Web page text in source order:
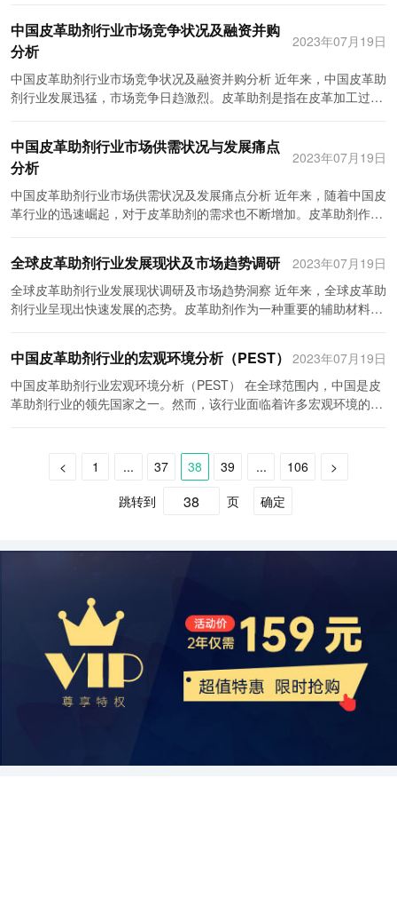
辉煌的未来。
生活质量。与此同时，可穿戴设备和智能防护技术的发展也将为防弹
衣行业带来新的增长点。 最后，全球防弹衣市场将呈现出国际化和多
元化的特点。随着全球贸易的发展，防弹衣的国际贸易将更加活跃。
各国制造商将不断提高产品质量和竞争力，争夺更多的市场份额。另
外，新兴市场和发展中国家对防弹衣的需求也将逐步增加，为全球防
展。未来几年，随着安全风险的持续存在，防弹衣行业有望继续保持
稳定增长，并且将进一步提升产品性能和拓展国际市场。
不断增加。此外，随着中国经济的不断发展，对个人和财产安全的保
障需求也在逐渐提高，这将为防弹衣行业提供更大的市场空间。 总结
防弹衣行业在市场需求、行业规模、技术创新和发展前景等方面都显
示出良好的发展态势。随着人们对个人安全和国家安全的日益重视，
防弹衣行业将会继续迎来更多的机遇和挑战。我们有理由相信，在各
出更大的贡献。
不断变化的情况下，企业应积极与相关行业的企业进行合作，共同开
展技术研发、资源共享等方面的合作。同时，也应积极参与国内外行
业和技术交流会议，了解市场动态和行业前沿。 3.注重品牌建设。在
市场中树立良好的品牌形象，成为赢得消费者青睐的重要手段。企业
应加强对品牌建设的投入，提升品牌知名度和影响力。同时，注重产
关注环保和可持续发展。在绿色发展成为行业发展方向的背景下，企
业应注重产品的环保性能和可持续发展能力。积极推广和采用低污
染、可再生资源的助剂产品，提高企业的环境形象和可持续发展能
力。 综上所述，中国皮革助剂行业的市场前景良好，但也面临着激烈
的市场竞争和技术创新的挑战。企业在制定投资战略规划策略时应加
展等方面下功夫。通过不断提高产品技术水平和满足市场需求，企业
将能够在快速发展的皮革助剂市场中获得更大的发展空间和竞争优
势。
术人才。这使得该公司能够不断推出满足市场需求且具有竞争力的创
新产品。其次，广东万浩德化工有限公司积极拓展市场，与国内外多
家知名的皮革制品企业建立了稳定的合作关系，不仅拓宽了销售渠
道，还提高了公司在行业内的影响力。此外，公司还注重人才培养与
团队建设，建立了一支技术精湛、经验丰富的研发团队，为公司的长
在于其积极参与行业标准的制定与推动。作为行业的龙头企业，该公
司深知标准的重要性。因此，公司与国内外相关机构密切合作，积极
参与制定与推动皮革助剂行业的相关标准，努力提高整个行业的技术
水平和产品质量。 此外，广东万浩德化工有限公司还致力于环保与可
持续发展。在产品研发和生产过程中，该公司注重绿色环保，努力减
了广大客户的好评。 综上所述，广东万浩德化工有限公司是中国皮革
助剂行业中一家重点企业布局非常成功的企业。该公司凭借技术创
新、市场拓展、人才培养与团队建设、参与行业标准制定与推动以及
环保与可持续发展等方面的努力，赢得了良好的市场声誉和广泛的市
领先地位，并为中国皮革助剂行业的发展贡献更多可持续的力量。
结构。皮革助剂产业链包括原材料供应商、生产商、分销商以及最终
使用者。原材料供应商主要提供各种化学品，如染料、助剂等。生产
商则负责将原材料加工成成品，包括染料的配方、生产过程等。分销
商将成品销售给最终使用者，如制革厂、鞋厂等。最终使用者则将皮
革制成各种产品，如皮鞋、皮衣等。 在全产业链的布局状况方面，中
业链提供了稳定的原材料供应源。其次，中国的皮革助剂生产商数量
众多，技术实力不断提升。这些生产商在提高产品质量、降低生产成
本等方面取得了重要进展，使得中国的皮革助剂在国内外市场上具有
竞争优势。再次，中国的皮革助剂分销商网络覆盖广泛。各个地区的
皮革分销商通过合作共赢的方式，形成了庞大的销售网络，保证了产
化。中国制革厂、鞋厂等在国内外市场上占有重要地位，对于皮革助
景。 然而，中国的皮革助剂产业链面临着一些挑战。首先是环保要求
的提高。随着世界对环境问题的重视程度不断加大，中国皮革助剂产
满足市场需求。其次是品牌建设的不足。虽然中国的皮革助剂生产商
助剂企业需要加强品牌建设，提高产品竞争力。最后是技术创新能力
的提升。中国的皮革助剂产业还存在着技术水平不高的问题，与国外
紧密，上下游环节协调发展。然而，仍需要面对环保要求提高、品牌
建设不足以及技术创新能力提升等挑战。通过加强研发、品牌建设以
及技术创新，中国的皮革助剂产业有望进一步提升自身竞争力，并在
中国皮革助剂行业市场竞争状况及融资并购
分析
2023年07月19日
中国皮革助剂行业市场竞争状况及融资并购分析 近年来，中国皮革助
剂行业发展迅猛，市场竞争日趋激烈。皮革助剂是指在皮革加工过程
节。随着国内皮革行业的不断壮大，对皮革助剂的需求也日益增加，
推动了行业市场的发展。 目前，中国皮革助剂行业市场竞争主要集中
在国内外知名企业和中小型企业之间。知名企业具有较强的技术实力
和品牌影响力，拥有广泛的客户群体，并通过研发创新、产品优质性
以及售后服务等方面的竞争来巩固市场份额。中小型企业则主要通过
剂企业也开始加大对融资并购活动的关注。通过融资并购来整合行业
资源，提升企业实力和竞争力，已成为企业追求发展的必然选择。通
过并购，企业可以快速获取新技术、产品和市场渠道，提高市场份额
和品牌影响力，实现规模效应和资源共享。 在融资并购过程中，企业
身发展需求和战略布局，选择能够互补自身优势的企业进行合作，避
免重复竞争和资源浪费。其次，进行充分的尽职调查。在进行并购交
易前，企业需要对目标企业进行全面的财务、市场、法律等方面的尽
职调查，确保交易的安全可行性。此外，企业还应制定合理的并购策
注意的是，并购过程中需要把握好风险控制。在并购过程中可能存在
的风险包括信息不对称、经营管理不协调、文化差异等。企业需要制
总之，中国皮革助剂行业市场竞争激烈，融资并购成为企业追求发展
中国皮革助剂行业市场供需状况与发展痛点
分析
2023年07月19日
中国皮革助剂行业市场供需状况及发展痛点分析 近年来，随着中国皮
革行业的迅速崛起，对于皮革助剂的需求也不断增加。皮革助剂作为
要的作用。然而，目前中国的皮革助剂行业还存在一些供需状况不平
衡和发展痛点，需要加以解决。 首先，从市场供需状况来看，中国的
皮革助剂市场需求持续增长，但供给能力相对不足。随着消费者对皮
革产品品质的要求提高，对于皮革助剂的需求也在不断增加。然而，
力。因此，需要进一步扩大皮革助剂的产能，满足市场需求。 其次，
从市场竞争角度来看，中国的皮革助剂行业存在价格竞争激烈的问
题。由于市场需求旺盛，一些低价的助剂产品不断涌现，导致价格战
提高产品质量和附加值，以增强市场竞争力。 第三，从市场监管角度
来看，中国的皮革助剂行业存在质量和安全问题。一些不合格的皮革
助剂存在使用风险，可能对人体健康和环境造成不良影响。目前，我
国的皮革助剂标准体系还不完善，监管力度也不够强力。因此，需要
者的合法权益。 最后，在市场发展痛点上，中国的皮革助剂行业亟需
位。因此，需要加大对研发投入，培养本土的研发团队，提高自主创
新能力，以推动中国皮革助剂行业的快速发展。 综上所述，中国的皮
革助剂行业市场供需状况不平衡，发展面临一些痛点。为了解决这些
问题，需要加大供给侧改革力度，扩大产能；注重技术创新，提高产
品质量；加强质量监管，保障消费者权益；加强自主研发能力，提升
企业竞争力。相信在政府、企业和社会各方共同努力下，中国的皮革
全球皮革助剂行业发展现状及市场趋势调研
2023年07月19日
全球皮革助剂行业发展现状调研及市场趋势洞察 近年来，全球皮革助
剂行业呈现出快速发展的态势。皮革助剂作为一种重要的辅助材料，
率，因此备受制革企业的青睐。本文将从行业发展现状调研及市场趋
势两个方面对全球皮革助剂行业进行深入探讨。 目前全球皮革助剂行
业发展取得了长足进步。据相关数据显示，全球皮革助剂市场规模不
断扩大，预计在未来几年内将继续保持复合增长率达到8%以上。其
更加注重对皮革助剂环境影响的监管也在逐步加强，能够提供环保
型、高效性能的皮革助剂将会成为市场的主流选择。 在全球皮革助剂
行业中，营销方式与技术创新不断推动市场发展。传统的销售模式逐
渐向数字化销售转型，电子商务等新型销售渠道的出现为企业开拓新
对科研技术的研发投入，致力于开发具有节能环保、高效性能的新型
战。首先，原材料价格的不确定性给企业的生产成本带来了一定压
力。由于皮革助剂生产中常用的原材料在市场上价格波动较大，不稳
定的原材料供应链可能会导致企业的生产成本飙升。其次，环保政策
的加强使得许多传统的皮革助剂被逐渐淘汰，企业需要不断研发和改
进产品，以满足市场对环保产品的需求。此外，全球市场竞争激烈，
企业需要提升产品质量和品牌形象，加强市场营销和品牌宣传，提高
中国皮革助剂行业的宏观环境分析（PEST） 2023年07月19日
中国皮革助剂行业宏观环境分析（PEST） 在全球范围内，中国是皮
革助剂行业的领先国家之一。然而，该行业面临着许多宏观环境的挑
政府在环保政策方面的加强将对该行业的发展产生重要影响。中国政
府一直致力于推动环保产业的发展，以减少污染和保护自然资源。因
此，政府对于皮革助剂行业的环保要求也将不断提高，这将对企业的
商环境。 经济方面，市场需求是决定皮革助剂行业增长的关键因素。
出增长的趋势。然而，经济的波动和不确定性可能会对该行业的发展
带来一定的影响。中国经济发展的不平衡性和结构调整也可能影响皮
革助剂行业的竞争力和市场份额。 社会方面，消费者对于环保和可持
续发展的关注不断增加，对于皮革行业来说，这是一个重要的趋势。
消费者对于产品质量和安全性的要求也在不断提高，这对于皮革助剂
行业来说是一个挑战和机遇。此外，劳动力市场的供应和劳动力成本
< 1 ... 37 38 39 ... 106
>
跳转到
页 确定